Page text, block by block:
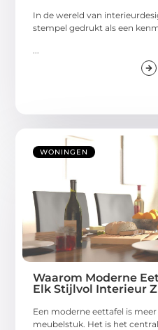
In de wereld van
stempel gedrukt als een
WONINGEN
Waarom Moderne
Elk Stijlvol Interieur
Een moderne eettafel is
meubelstuk. Het is het